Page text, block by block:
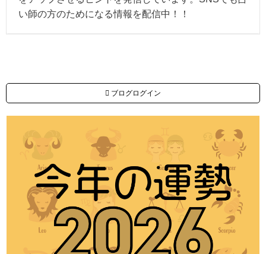
い師の方のためになる情報を配信中！！
ブログログイン